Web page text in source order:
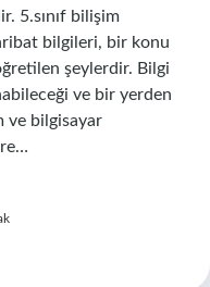
5.sınıf bilişim
bilgileri, bir konu
şeylerdir. Bilgi
ve bir yerden
ve bilgisayar